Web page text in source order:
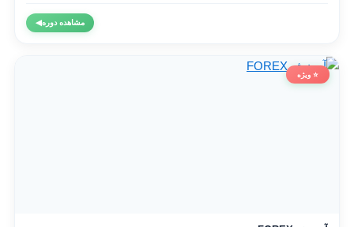
مشاهده دوره◀
⭐ ویژه